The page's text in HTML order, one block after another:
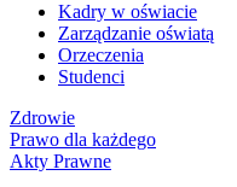
Kadry w oświacie
Zarządzanie oświatą
Orzeczenia
Studenci
Zdrowie
Prawo dla każdego
Akty Prawne